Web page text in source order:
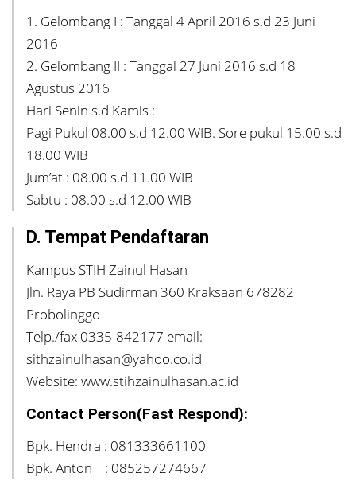
1. Gelombang I : Tanggal 4 April 2016 s.d 23 Juni
2016
2. Gelombang II : Tanggal 27 Juni 2016 s.d 18
Agustus 2016
Hari Senin s.d Kamis :
Pagi Pukul 08.00 s.d 12.00 WIB. Sore pukul 15.00 s.d
18.00 WIB
Jum’at : 08.00 s.d 11.00 WIB
Sabtu : 08.00 s.d 12.00 WIB
D. Tempat Pendaftaran
Kampus STIH Zainul Hasan
Jln. Raya PB Sudirman 360 Kraksaan 678282
Probolinggo
Telp./fax 0335-842177 email:
sithzainulhasan@yahoo.co.id
Website: www.stihzainulhasan.ac.id
Contact Person(Fast Respond):
Bpk. Hendra : 081333661100
Bpk. Anton : 085257274667